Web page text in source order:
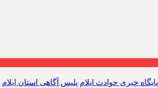
پایگاه خبری حوادث ایلام پلیس آگاهی استان ایلام